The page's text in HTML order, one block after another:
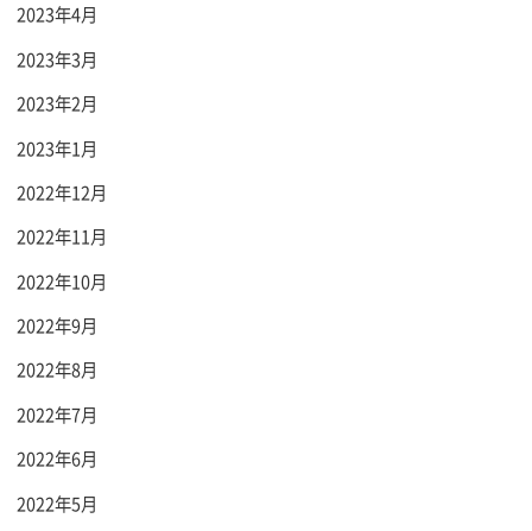
2023年4月
2023年3月
2023年2月
2023年1月
2022年12月
2022年11月
2022年10月
2022年9月
2022年8月
2022年7月
2022年6月
2022年5月